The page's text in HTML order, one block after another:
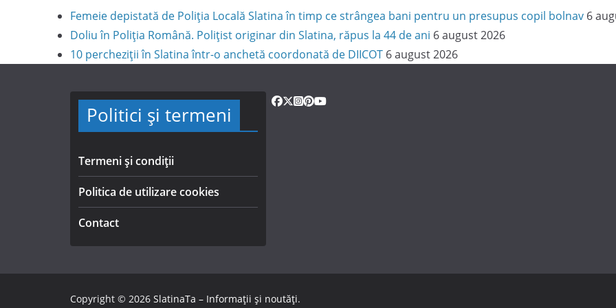
Femeie depistată de Poliția Locală Slatina în timp ce strângea bani pentru un presupus copil bolnav 6
Doliu în Poliția Română. Polițist originar din Slatina, răpus la 44 de ani 6 august 2026
10 percheziții în Slatina într-o anchetă coordonată de DIICOT 6 august 2026
Politici și termeni
Termeni și condiții
Politica de utilizare cookies
Contact
Copyright © 2026 SlatinaTa – Informații și noutăți.